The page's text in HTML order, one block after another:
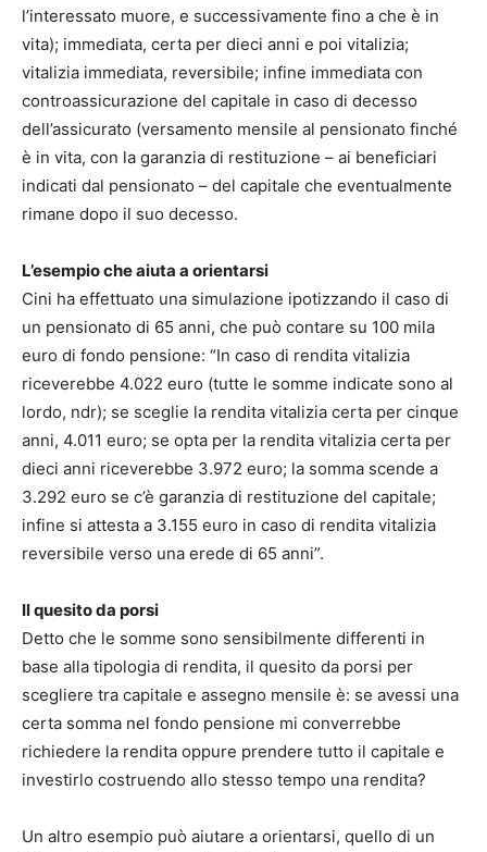
l’interessato muore, e successivamente fino a che è in
vita); immediata, certa per dieci anni e poi vitalizia;
vitalizia immediata, reversibile; infine immediata con
controassicurazione del capitale in caso di decesso
dell’assicurato (versamento mensile al pensionato finché
è in vita, con la garanzia di restituzione – ai beneficiari
indicati dal pensionato – del capitale che eventualmente
rimane dopo il suo decesso.
L’esempio che aiuta a orientarsi
Cini ha effettuato una simulazione ipotizzando il caso di
un pensionato di 65 anni, che può contare su 100 mila
euro di fondo pensione: “In caso di rendita vitalizia
riceverebbe 4.022 euro (tutte le somme indicate sono al
lordo, ndr); se sceglie la rendita vitalizia certa per cinque
anni, 4.011 euro; se opta per la rendita vitalizia certa per
dieci anni riceverebbe 3.972 euro; la somma scende a
3.292 euro se c’è garanzia di restituzione del capitale;
infine si attesta a 3.155 euro in caso di rendita vitalizia
reversibile verso una erede di 65 anni”.
Il quesito da porsi
Detto che le somme sono sensibilmente differenti in
base alla tipologia di rendita, il quesito da porsi per
scegliere tra capitale e assegno mensile è: se avessi una
certa somma nel fondo pensione mi converrebbe
richiedere la rendita oppure prendere tutto il capitale e
investirlo costruendo allo stesso tempo una rendita?
Un altro esempio può aiutare a orientarsi, quello di un